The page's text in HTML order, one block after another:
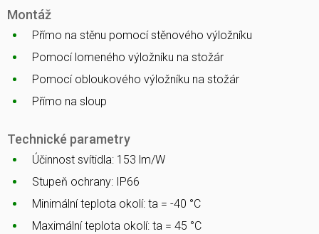
Montáž
Přímo na stěnu pomocí stěnového výložníku
Pomocí lomeného výložníku na stožár
Pomocí obloukového výložníku na stožár
Přímo na sloup
Technické parametry
Účinnost svítidla: 153 lm/W
Stupeň ochrany: IP66
Minimální teplota okolí: ta = -40 °C
Maximální teplota okolí: ta = 45 °C